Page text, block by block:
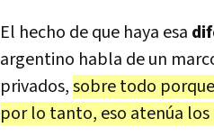
El hecho de que haya esa
argentino habla de un
privados,sobre todo
por lo tanto, eso atenúa